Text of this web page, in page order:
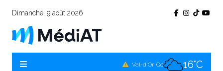
Dimanche, 9 août 2026
Val-d'Or, Qc 16°C